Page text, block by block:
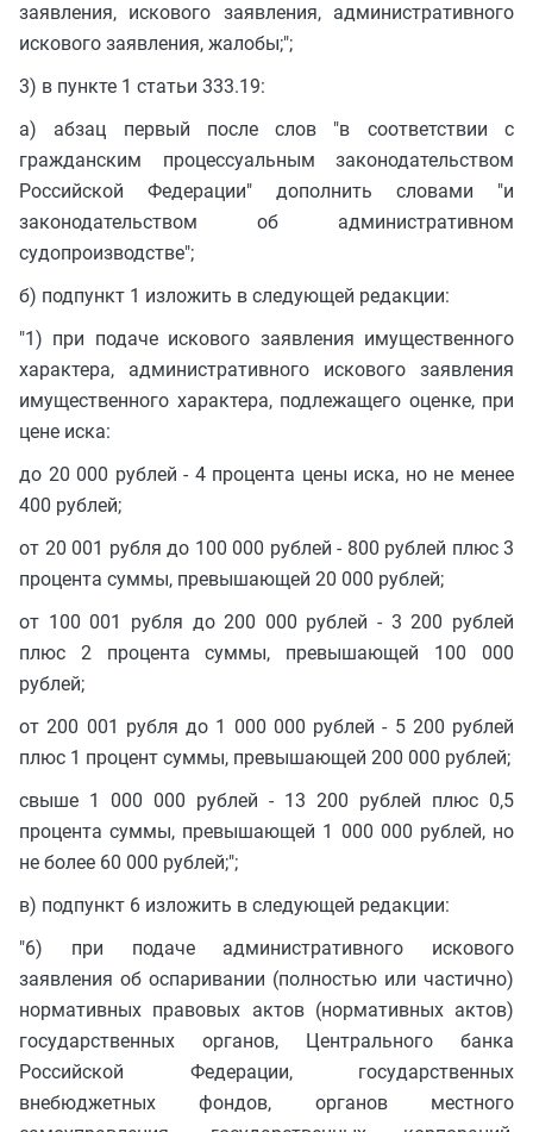
заявления, искового заявления, административного
искового заявления, жалобы;";
3) в пункте 1 статьи 333.19:
а) абзац первый после слов "в соответствии с
гражданским процессуальным законодательством
Российской Федерации" дополнить словами "и
законодательством об административном
судопроизводстве";
б) подпункт 1 изложить в следующей редакции:
"1) при подаче искового заявления имущественного
характера, административного искового заявления
имущественного характера, подлежащего оценке, при
цене иска:
до 20 000 рублей - 4 процента цены иска, но не менее
400 рублей;
от 20 001 рубля до 100 000 рублей - 800 рублей плюс 3
процента суммы, превышающей 20 000 рублей;
от 100 001 рубля до 200 000 рублей - 3 200 рублей
плюс 2 процента суммы, превышающей 100 000
рублей;
от 200 001 рубля до 1 000 000 рублей - 5 200 рублей
плюс 1 процент суммы, превышающей 200 000 рублей;
свыше 1 000 000 рублей - 13 200 рублей плюс 0,5
процента суммы, превышающей 1 000 000 рублей, но
не более 60 000 рублей;";
в) подпункт 6 изложить в следующей редакции:
"6) при подаче административного искового
заявления об оспаривании (полностью или частично)
нормативных правовых актов (нормативных актов)
государственных органов, Центрального банка
Российской Федерации, государственных
внебюджетных фондов, органов местного